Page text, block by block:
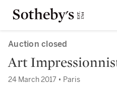
Auction closed
Art
24 March 2017 • Paris